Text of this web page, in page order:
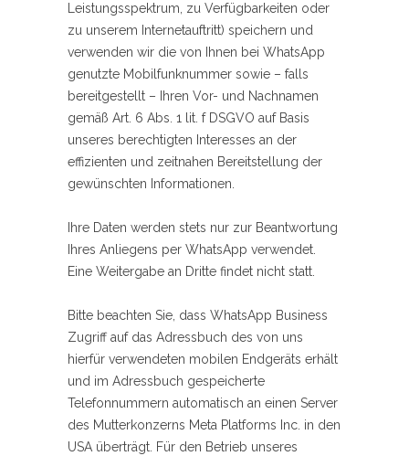
Leistungsspektrum, zu Verfügbarkeiten oder
zu unserem Internetauftritt) speichern und
verwenden wir die von Ihnen bei WhatsApp
genutzte Mobilfunknummer sowie – falls
bereitgestellt – Ihren Vor- und Nachnamen
gemäß Art. 6 Abs. 1 lit. f DSGVO auf Basis
unseres berechtigten Interesses an der
effizienten und zeitnahen Bereitstellung der
gewünschten Informationen.
Ihre Daten werden stets nur zur Beantwortung
Ihres Anliegens per WhatsApp verwendet.
Eine Weitergabe an Dritte findet nicht statt.
Bitte beachten Sie, dass WhatsApp Business
Zugriff auf das Adressbuch des von uns
hierfür verwendeten mobilen Endgeräts erhält
und im Adressbuch gespeicherte
Telefonnummern automatisch an einen Server
des Mutterkonzerns Meta Platforms Inc. in den
USA überträgt. Für den Betrieb unseres